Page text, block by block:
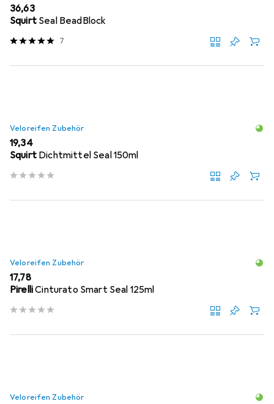
EUR
36,63
Squirt Seal BeadBlock
7
Veloreifen Zubehör
EUR
19,34
Squirt Dichtmittel Seal 150ml
Veloreifen Zubehör
EUR
17,78
PirelliCinturato Smart Seal 125ml
Veloreifen Zubehör